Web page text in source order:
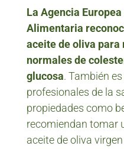
La Agencia
Alimentaria
aceite de oliva
normales de
glucosa. También
profesionales de la
propiedades como
recomiendan tomar
aceite de oliva